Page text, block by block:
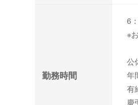
勤務時間
6
※
公
年
有
慶